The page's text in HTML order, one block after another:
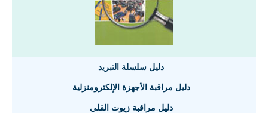
دليل سلسلة التبريد
دليل مراقبة الأجهزة الإلكترومنزلية
دليل مراقبة زيوت القلي